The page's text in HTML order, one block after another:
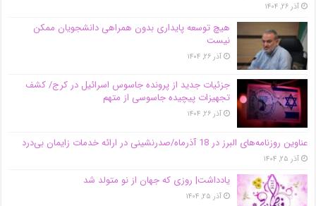
آذر ۲۶, ۱۴۰۴
هیچ توسعه پایداری بدون همراهی دانشجویان ممکن
نیست
آذر ۲۶, ۱۴۰۴
جزئیات جدید از پرونده جاسوس اسرائیل در کرج/‌ کشف
تجهیزات پیچیده جاسوسی از متهم
آذر ۲۶, ۱۴۰۴
عناوین روزنامه‌های البرز در ‌18 آذرماه/صدرنشینی در ارائه خدمات زایمان بی‌درد
آذر ۲۵, ۱۴۰۴
یادداشت| روزی که جهان از نو متولد شد
آذر ۲۵, ۱۴۰۴